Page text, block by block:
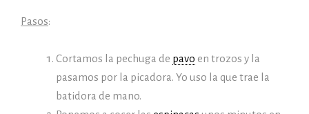
Pasos:
Cortamos la pechuga de pavo en trozos y la
pasamos por la picadora. Yo uso la que trae la
batidora de mano.